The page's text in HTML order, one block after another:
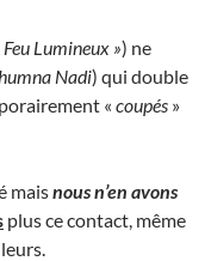
Feu Lumineux ») ne
Nadi) qui double
« coupés »
maisnous n’en avons
plus ce contact, même